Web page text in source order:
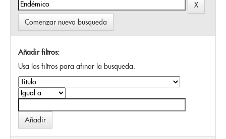
Comenzar nueva busqueda
Añadir filtros:
Usa los filtros para afinar la busqueda.